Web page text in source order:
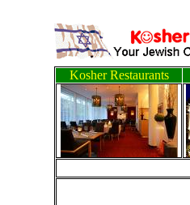
Kosher Restaurants